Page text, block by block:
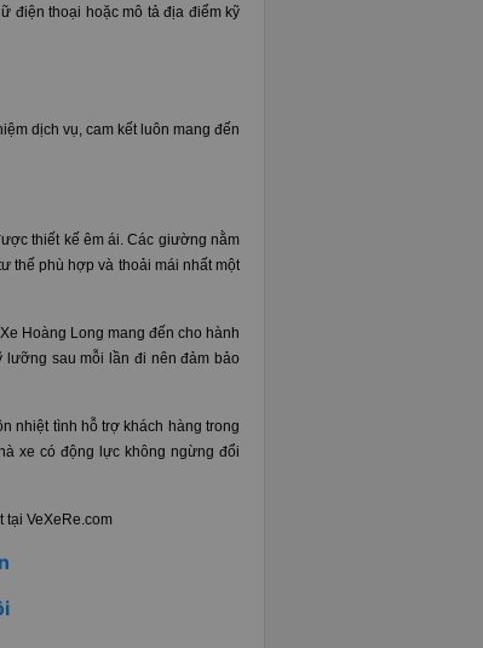
điện thoại hoặc mô tả địa điểm kỹ
dịch vụ, cam kết luôn mang đến
thiết kế êm ái. Các giường nằm
thế phù hợp và thoải mái nhất một
Hoàng Long mang đến cho hành
lưỡng sau mỗi lần đi nên đảm bảo
nhiệt tình hỗ trợ khách hàng trong
xe có động lực không ngừng đổi
tại VeXeRe.com